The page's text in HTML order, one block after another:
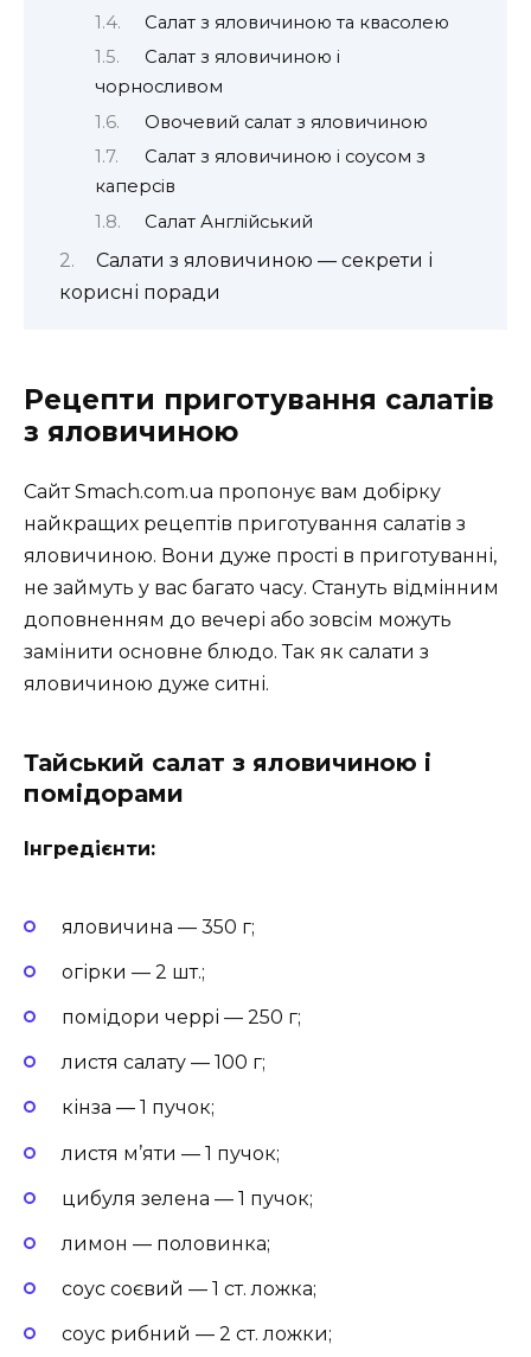
Салат з яловичиною та квасолею
Салат з яловичиною і
чорносливом
Овочевий салат з яловичиною
Салат з яловичиною і соусом з
каперсів
Салат Англійський
Салати з яловичиною — секрети і
корисні поради
Рецепти приготування салатів
з яловичиною
Сайт Smach.com.ua пропонує вам добірку
найкращих рецептів приготування салатів з
яловичиною. Вони дуже прості в приготуванні,
не займуть у вас багато часу. Стануть відмінним
доповненням до вечері або зовсім можуть
замінити основне блюдо. Так як салати з
яловичиною дуже ситні.
Тайський салат з яловичиною і
помідорами
Інгредієнти:
яловичина — 350 г;
огірки — 2 шт.;
помідори черрі — 250 г;
листя салату — 100 г;
кінза — 1 пучок;
листя м’яти — 1 пучок;
цибуля зелена — 1 пучок;
лимон — половинка;
соус соєвий — 1 ст. ложка;
соус рибний — 2 ст. ложки;